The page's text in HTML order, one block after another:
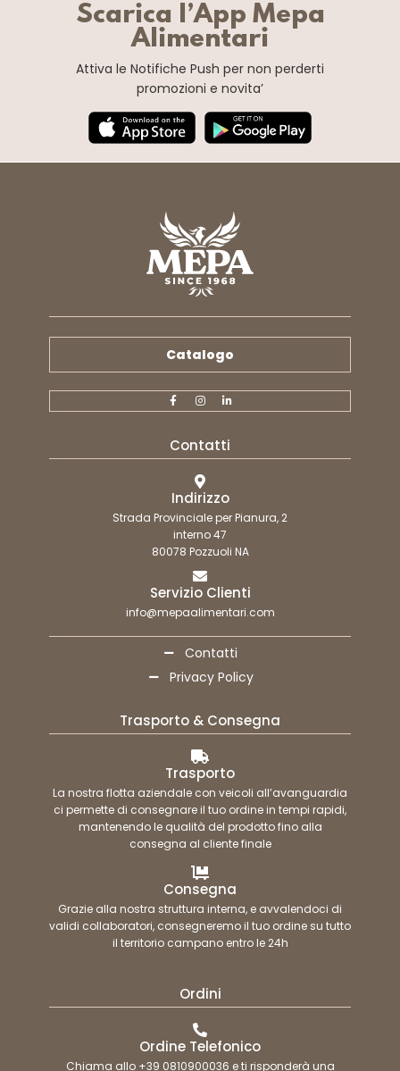
Scarica l’App Mepa
Alimentari
Attiva le Notifiche Push per non perderti
promozioni e novita’
Catalogo
Contatti
Indirizzo
Strada Provinciale per Pianura, 2
interno 47
80078 Pozzuoli NA
Servizio Clienti
info@mepaalimentari.com
Contatti
Privacy Policy
Trasporto & Consegna
Trasporto
La nostra flotta aziendale con veicoli all’avanguardia
ci permette di consegnare il tuo ordine in tempi rapidi,
mantenendo le qualità del prodotto fino alla
consegna al cliente finale
Consegna
Grazie alla nostra struttura interna, e avvalendoci di
validi collaboratori, consegneremo il tuo ordine su tutto
il territorio campano entro le 24h
Ordini
Ordine Telefonico
Chiama allo +39 0810900036 e ti risponderà una